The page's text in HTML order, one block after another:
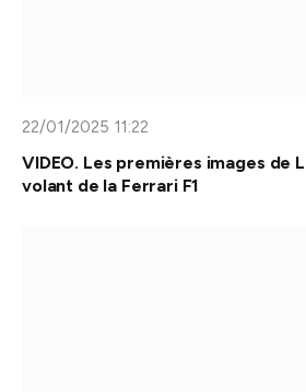
22/01/2025 11:22
VIDEO. Les premières images de
volant de la Ferrari F1